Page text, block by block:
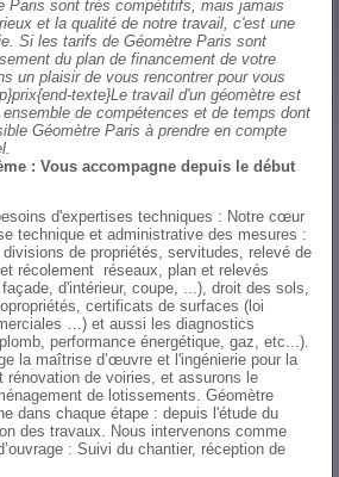
Paris sont très compétitifs, mais jamais
et laqualité de notre travail, c'est une
Si les tarifs de Géomètre Paris sont
du plan de financement de votre
un plaisir de vous rencontrer pour vous
texte}Le travail d'un géomètre est
de compétences et de temps dont
Géomètre Paris à prendre en compte
: Vous accompagne depuis le début
d'expertises techniques : Notre cœur
technique et administrative des mesures :
de propriétés, servitudes, relevé de
récolement réseaux, plan et relevés
d'intérieur, coupe, ...), droit des sols,
certificats de surfaces (loi
…) et aussi les diagnostics
performance énergétique, gaz, etc...).
la maîtrise d’œuvre et l'ingénierie pour la
rénovation de voiries, et assurons le
de lotissements. Géomètre
dans chaque étape : depuis l'étude du
des travaux. Nous intervenons comme
: Suivi du chantier, réception de